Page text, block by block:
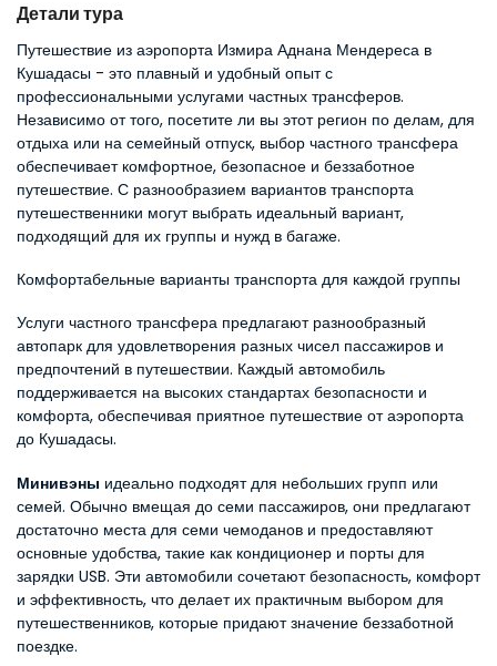
Детали тура
Путешествие из аэропорта Измира Аднана Мендереса в
Кушадасы - это плавный и удобный опыт с
профессиональными услугами частных трансферов.
Независимо от того, посетите ли вы этот регион по делам, для
отдыха или на семейный отпуск, выбор частного трансфера
обеспечивает комфортное, безопасное и беззаботное
путешествие. С разнообразием вариантов транспорта
путешественники могут выбрать идеальный вариант,
подходящий для их группы и нужд в багаже.
Комфортабельные варианты транспорта для каждой группы
Услуги частного трансфера предлагают разнообразный
автопарк для удовлетворения разных чисел пассажиров и
предпочтений в путешествии. Каждый автомобиль
поддерживается на высоких стандартах безопасности и
комфорта, обеспечивая приятное путешествие от аэропорта
до Кушадасы.
Минивэны идеально подходят для небольших групп или
семей. Обычно вмещая до семи пассажиров, они предлагают
достаточно места для семи чемоданов и предоставляют
основные удобства, такие как кондиционер и порты для
зарядки USB. Эти автомобили сочетают безопасность, комфорт
и эффективность, что делает их практичным выбором для
путешественников, которые придают значение беззаботной
поездке.